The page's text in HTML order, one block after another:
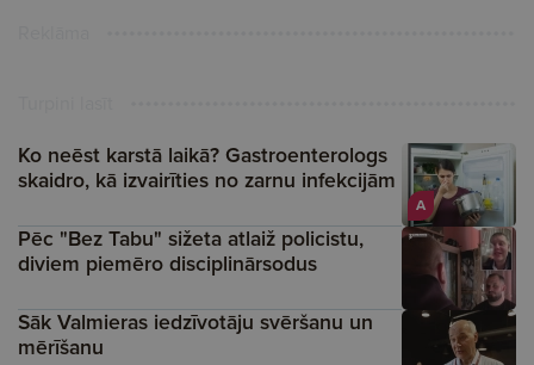
A
Ko neēst karstā laikā? Gastroenterologs
skaidro, kā izvairīties no zarnu infekcijām
Pēc "Bez Tabu" sižeta atlaiž policistu,
diviem piemēro disciplinārsodus
Sāk Valmieras iedzīvotāju svēršanu un
mērīšanu